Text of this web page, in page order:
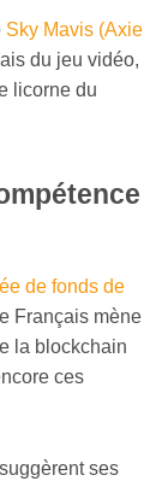
Sky Mavis (Axie
du jeu vidéo,
licorne du
de fonds de
Français mène
la blockchain
ces
ses